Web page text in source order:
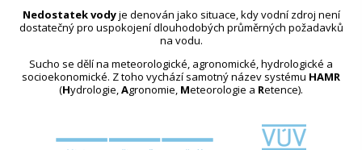
Nedostatek vodyje definován jako situace, kdy vodní zdroj není
dostatečný pro uspokojení dlouhodobých průměrných požadavků
na vodu.
Sucho se dělí na meteorologické, agronomické, hydrologické a
socioekonomické. Z toho vychází samotný název systému HAMR
(Hydrologie,Agronomie, Meteorologie a Retence).